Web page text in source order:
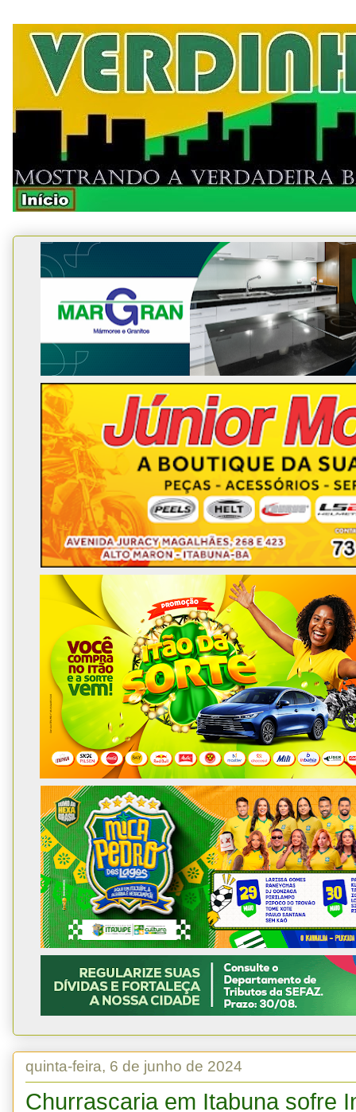
quinta-feira, 6 de junho de 2024
Churrascaria em Itabuna sofre